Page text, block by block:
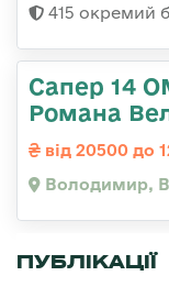
415 окремий
Сапер 14
Романа
від 20500 до
Володимир,
ПУБЛІКАЦІЇ